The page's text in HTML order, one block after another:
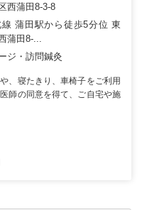
西蒲田8-3-8
蒲田駅から徒歩5分位 東
蒲田8-...
ジ・訪問鍼灸
、寝たきり、車椅子をご利用
師の同意を得て、ご自宅や施